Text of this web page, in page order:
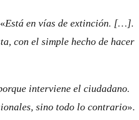
Está en vías de extinción. […].
con el simple hecho de hacer
interviene el ciudadano.
sino todo lo contrario».